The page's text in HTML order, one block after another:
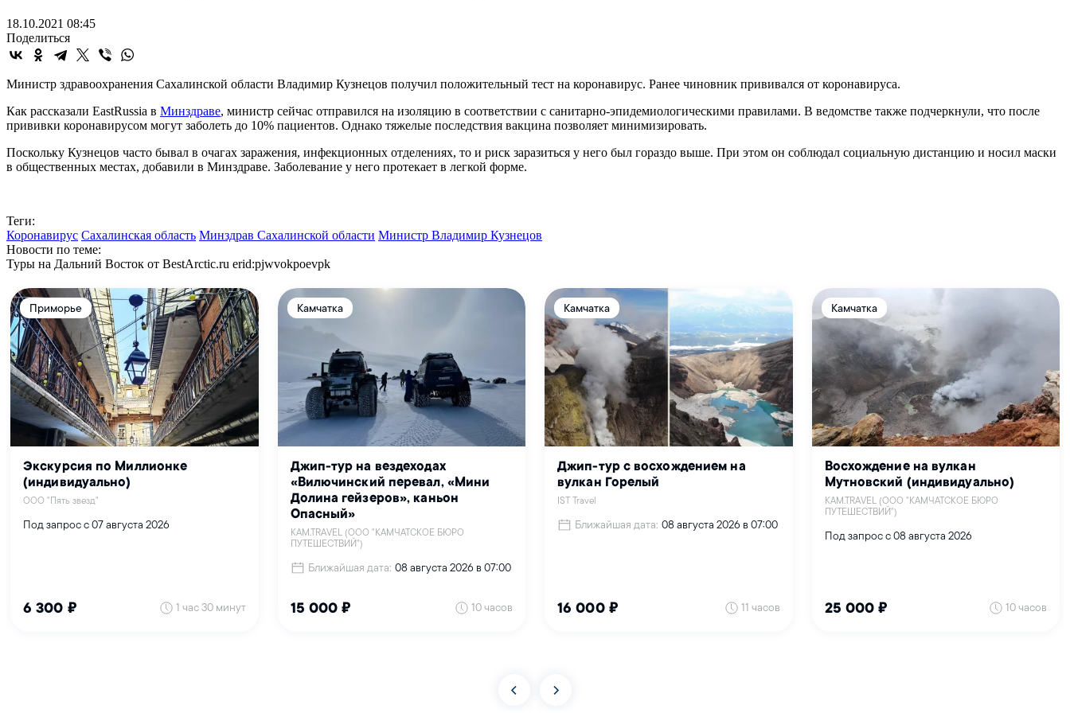
18.10.2021 08:45
Поделиться
Министр здравоохранения Сахалинской области Владимир Кузнецов получил положительный тест на коронавирус. Ранее чиновник прививался от коронавируса.
Как рассказали EastRussia в Минздраве, министр сейчас отправился на изоляцию в соответствии с санитарно-эпидемиологическими правилами. В ведомстве также подчеркнули, что после
прививки коронавирусом могут заболеть до 10% пациентов. Однако тяжелые последствия вакцина позволяет минимизировать.
Поскольку Кузнецов часто бывал в очагах заражения, инфекционных отделениях, то и риск заразиться у него был гораздо выше. При этом он соблюдал социальную дистанцию и носил маски
в общественных местах, добавили в Минздраве. Заболевание у него протекает в легкой форме.
Теги:
Коронавирус Сахалинская область Минздрав Сахалинской области Министр Владимир Кузнецов
Новости по теме:
Туры на Дальний Восток от BestArctic.ru erid:pjwvokpoevpk